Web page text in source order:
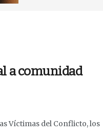
a comunidad
Víctimas del Conflicto, los